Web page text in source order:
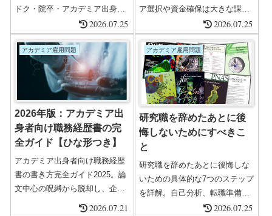
ージェント【口コミ・評
判・体験談あり】
ドク・院卒・アカデミア出身者
のための転職支援サービス。研
究職・エンジニアなど専門性を
活かせる求人が豊富で、理系・
文系院生や女性研究者にもおす
すめ。口コミ・評判・体験談や
書類通過率50％超のサポート、
利用の流れまで詳しく解説しま
2026.07.25
ア選択や資金確保は大きな課題
です。近年、政府や大学、研究
機関は、研究者のキャリア形成
を支援するための各種制度を整
備しています。本記事では、博
士・ポスドク向けのキャリア支
援制度を包括的に解説し、研究
者としてのキャリア戦略を支え
る情報を提供します。1. 博士・
ポスドクのキャリア課題博士・
ポスドクの多くは、雇用の不安
定さや研究資金の確保、海外で
の経...
2026.07.25
アカデミア雇用問題
2026年版：アカデミア出
身者向け職務経歴書の完
全ガイド【ひな形つき】
アカデミア出身者向け職務経歴
書の書き方完全ガイド2025。論
文中心の呪縛から脱却し、企
業・教育・社会実装分野で成
2026.07.21
アカデミア雇用問題
研究職を辞めたあとに後
悔しないためにすべきこ
と
研究職を辞めたあとに後悔しな
いための具体的な7つのステップ
を詳解。自己分析、転職準備、
スキルアップ、経済的備えなど
2026.07.25